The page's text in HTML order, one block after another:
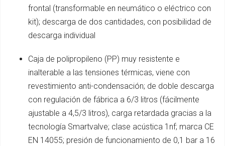
frontal (transformable en neumático o eléctrico con
kit); descarga de dos cantidades, con posibilidad de
descarga individual
Caja de polipropileno (PP) muy resistente e
inalterable a las tensiones térmicas, viene con
revestimiento anti-condensación; de doble descarga
con regulación de fábrica a 6/3 litros (fácilmente
ajustable a 4,5/3 litros), carga retardada gracias a la
tecnología Smartvalve; clase acústica 1nf; marca CE
EN 14055; presión de funcionamiento de 0,1 bar a 16